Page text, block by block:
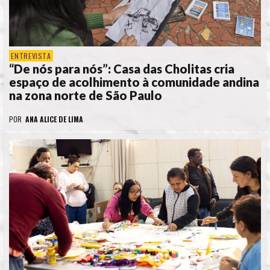
ENTREVISTA
“De nós para nós”: Casa das Cholitas cria
espaço de acolhimento à comunidade andina
na zona norte de São Paulo
POR ANA ALICE DE LIMA